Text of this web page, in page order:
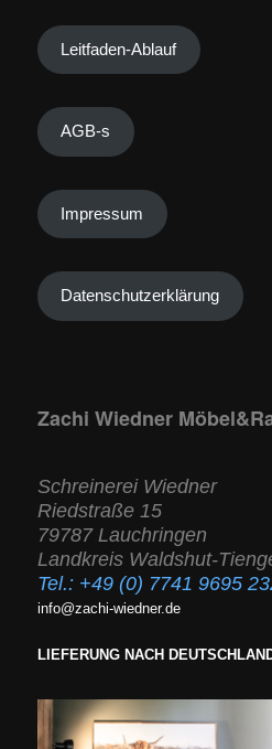
Leitfaden-Ablauf
AGB-s
Impressum
Datenschutzerklärung
Zachi Wiedner
Schreinerei Wiedner
Riedstraße 15
79787 Lauchringen
Landkreis Waldshut-
Tel.: +49 (0) 7741 9695
info@zachi-wiedner.de
LIEFERUNG NACH